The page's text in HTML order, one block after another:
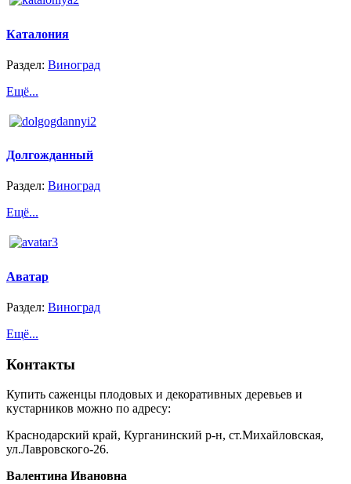
Каталония
Раздел: Виноград
Ещё...
Долгожданный
Раздел: Виноград
Ещё...
Аватар
Раздел: Виноград
Ещё...
Контакты
Купить саженцы плодовых и декоративных деревьев и
кустарников можно по адресу:
Краснодарский край, Курганинский р-н, ст.Михайловская,
ул.Лавровского-26.
Валентина Ивановна